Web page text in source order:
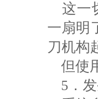
这一
一扇明
刀机构
但使
5．发